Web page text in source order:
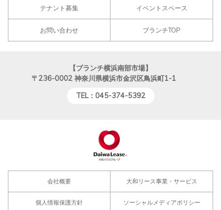
テナント募集 イベントスペース
お問い合わせ ブランチTOP
【ブランチ横浜南部市場】
〒236-0002 神奈川県横浜市金沢区鳥浜町1-1
TEL：045-374-5392
会社概要 大和リース事業・サービス
個人情報保護方針 ソーシャルメディアポリシー